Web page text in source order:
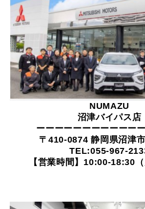
NUMAZU
沼津バイパス店
ーーーーーーーーーーー
〒410-0874 静岡県沼津
TEL:055-967-
【営業時間】10:00-18:30（